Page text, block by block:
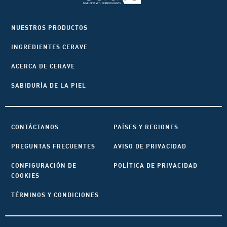
NUESTROS PRODUCTOS
INGREDIENTES CERAVE
ACERCA DE CERAVE
SABIDURÍA DE LA PIEL
CONTÁCTANOS PAÍSES Y REGIONES
PREGUNTAS FRECUENTES AVISO DE PRIVACIDAD
CONFIGURACIÓN DE
COOKIES
POLÍTICA DE PRIVACIDAD
TÉRMINOS Y CONDICIONES